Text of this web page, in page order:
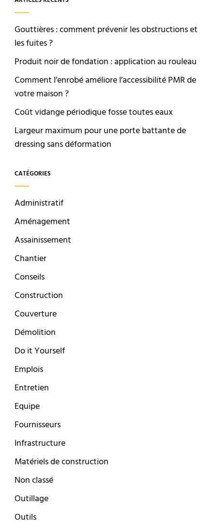
Gouttières : comment prévenir les obstructions et
les fuites ?
Produit noir de fondation : application au rouleau
Comment l’enrobé améliore l’accessibilité PMR de
votre maison ?
Coût vidange périodique fosse toutes eaux
Largeur maximum pour une porte battante de
dressing sans déformation
CATÉGORIES
Administratif
Aménagement
Assainissement
Chantier
Conseils
Construction
Couverture
Démolition
Do it Yourself
Emplois
Entretien
Equipe
Fournisseurs
Infrastructure
Matériels de construction
Non classé
Outillage
Outils